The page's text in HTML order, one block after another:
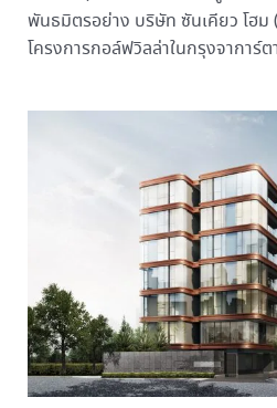
พันธมิตรอย่าง บริษัท ซันเคียว โฮม
โครงการกอล์ฟวิลล่าในกรุงจาการ์ต